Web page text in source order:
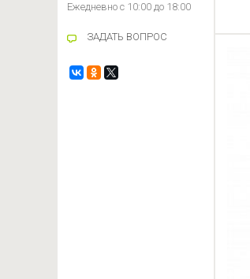
Ежедневно с 10:00 до 18:00
ЗАДАТЬ ВОПРОС